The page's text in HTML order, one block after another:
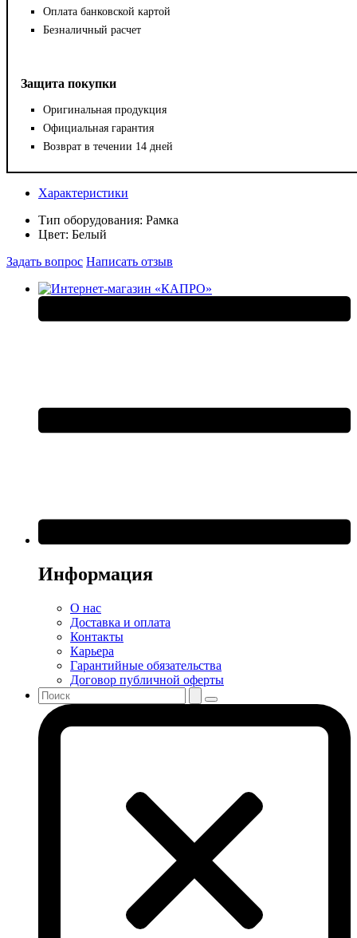
Оплата банковской картой
Безналичный расчет
Защита покупки
Оригинальная продукция
Официальная гарантия
Возврат в течении 14 дней
Характеристики
Тип оборудования: Рамка
Цвет: Белый
Задать вопрос Написать отзыв
Информация
О нас
Доставка и оплата
Контакты
Карьера
Гарантийные обязательства
Договор публичной оферты